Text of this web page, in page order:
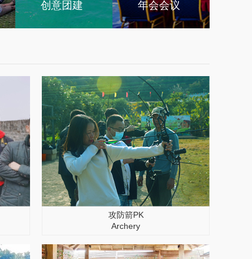
创意团建 年会会议
攻防箭PK
Archery